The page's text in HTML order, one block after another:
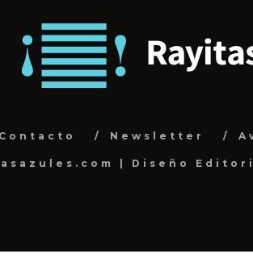
Contacto Newsletter
| Diseño